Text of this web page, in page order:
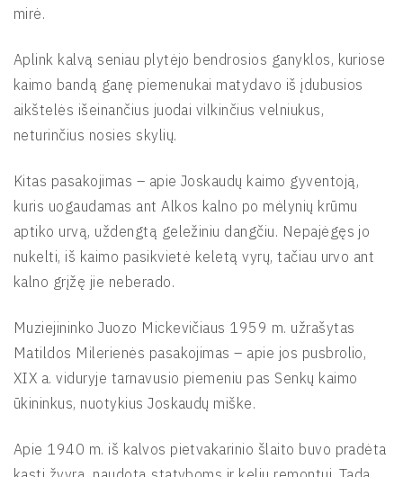
mirė.
Aplink kalvą seniau plytėjo bendrosios ganyklos, kuriose
kaimo bandą ganę piemenukai matydavo iš įdubusios
aikštelės išeinančius juodai vilkinčius velniukus,
neturinčius nosies skylių.
Kitas pasakojimas – apie Joskaudų kaimo gyventoją,
kuris uogaudamas ant Alkos kalno po mėlynių krūmu
aptiko urvą, uždengtą geležiniu dangčiu. Nepajėgęs jo
nukelti, iš kaimo pasikvietė keletą vyrų, tačiau urvo ant
kalno grįžę jie neberado.
Muziejininko Juozo Mickevičiaus 1959 m. užrašytas
Matildos Milerienės pasakojimas – apie jos pusbrolio,
XIX a. viduryje tarnavusio piemeniu pas Senkų kaimo
ūkininkus, nuotykius Joskaudų miške.
Apie 1940 m. iš kalvos pietvakarinio šlaito buvo pradėta